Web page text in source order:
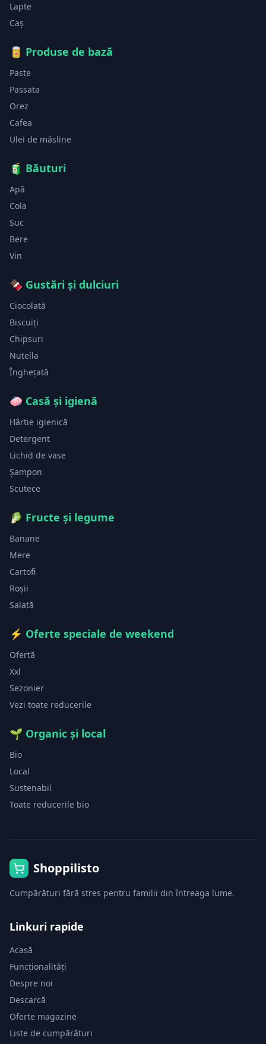
Lapte
Caș
🥫 Produse de bază
Paste
Passata
Orez
Cafea
Ulei de măsline
🧃 Băuturi
Apă
Cola
Suc
Bere
Vin
🍫 Gustări și dulciuri
Ciocolată
Biscuiți
Chipsuri
Nutella
Înghețată
🧼 Casă și igienă
Hârtie igienică
Detergent
Lichid de vase
Șampon
Scutece
🥬 Fructe și legume
Banane
Mere
Cartofi
Roșii
Salată
⚡ Oferte speciale de weekend
Ofertă
Xxl
Sezonier
Vezi toate reducerile
🌱 Organic și local
Bio
Local
Sustenabil
Toate reducerile bio
Shoppilisto
Cumpărături fără stres pentru familii din întreaga lume.
Linkuri rapide
Acasă
Funcționalități
Despre noi
Descarcă
Oferte magazine
Liste de cumpărături